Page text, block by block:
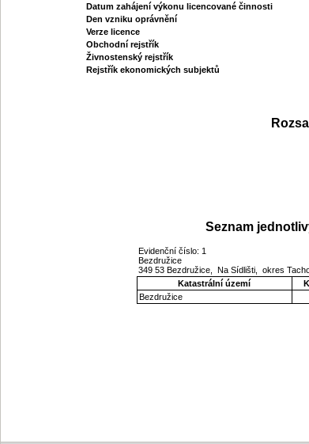
Datum zahájení výkonu licencované činnosti
Den vzniku oprávnění
Verze licence
Obchodní rejstřík
Živnostenský rejstřík
Rejstřík ekonomických subjektů
Seznam
Evidenční číslo: 1
Bezdružice
349 53 Bezdružice, Na Sídlišti, okres
Katastrální území
Bezdružice